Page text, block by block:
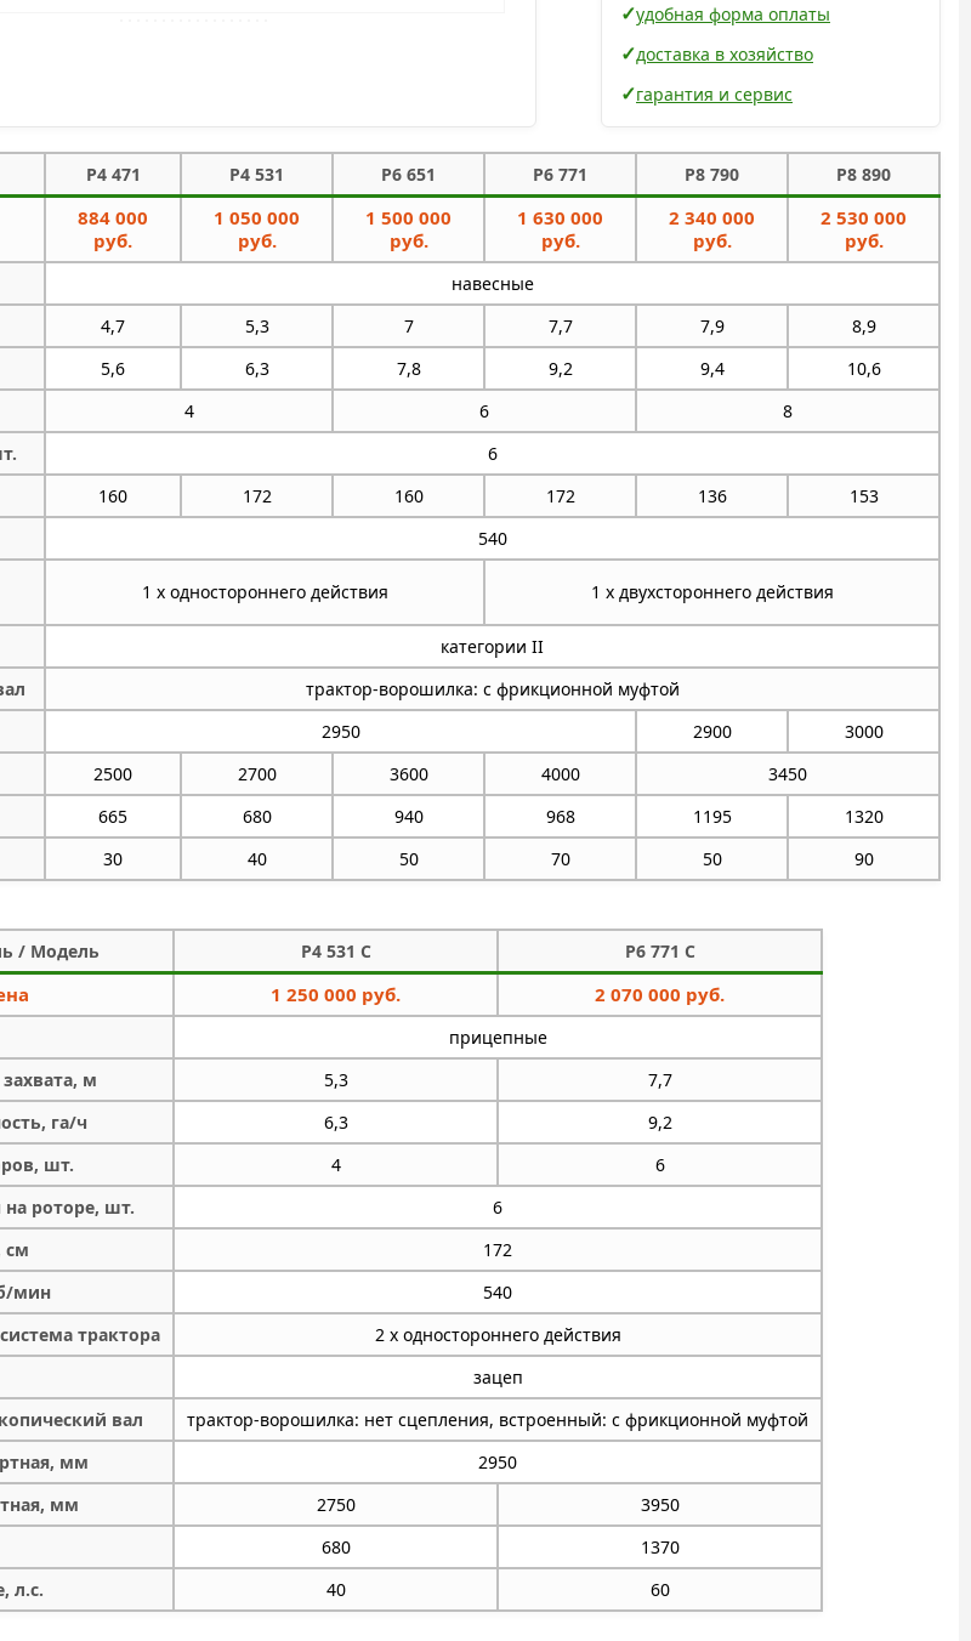
удобная форма оплаты
доставка в хозяйство
гарантия и сервис
P4 471 P4 531 P6 651 P6 771 P8 790 P8 890
884 000
руб.
1 050 000
руб.
1 500 000
руб.
1 630 000
руб.
2 340 000
руб.
2 530 000
руб.
навесные
4,7 5,3 7 7,7 7,9
8,9
5,6 6,3 7,8 9,2 9,4
10,6
4 6
8
6
160 172 160 172 136
153
540
1 х одностороннего действия 1 х двухстороннего действия
категории II
трактор-ворошилка: с фрикционной муфтой
2950 2900
3000
2500 2700 3600 4000
3450
665 680 940 968 1195
1320
30 40 50 70 50 90
/ Модель P4 531 C P6 771 C
1 250 000 руб. 2 070 000 руб.
прицепные
м
5,3
7,7
га/ч
6,3
9,2
шт.
4
6
на роторе, шт.
6
см
172
мин
540
трактора
2 х одностороннего действия
зацеп
вал
трактор-ворошилка: нет сцепления, встроенный: с фрикционной муфтой
мм
2950
мм
2750
3950
680
1370
л.с.
40 60